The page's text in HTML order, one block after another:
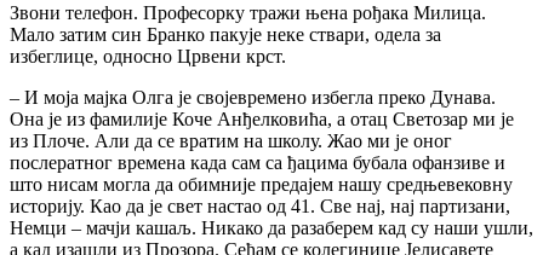
Звони телефон. Професорку тражи њена рођака Милица.
Мало затим син Бранко пакује неке ствари, одела за
избеглице, односно Црвени крст.
– И моја мајка Олга је својевремено избегла преко Дунава.
Она је из фамилије Коче Анђелковића, а отац Светозар ми је
из Плоче. Али да се вратим на школу. Жао ми је оног
послератног времена када сам са ђацима бубала офанзиве и
што нисам могла да обимније предајем нашу средњевековну
историју. Као да је свет настао од 41. Све нај, нај партизани,
Немци – мачји кашаљ. Никако да разаберем кад су наши ушли,
а кад изашли из Прозора. Сећам се колегинице Јелисавете